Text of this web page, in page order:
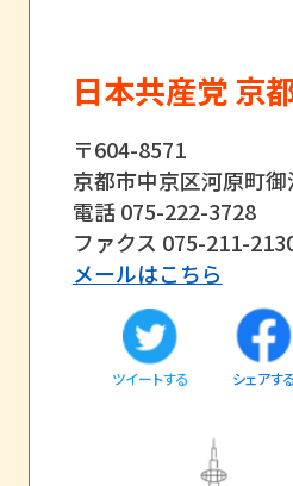
日本共産党 京
〒604-8571
京都市中京区河原町
電話 075-222-3728
ファクス 075-211-
メールはこちら
ツイートする シェアする